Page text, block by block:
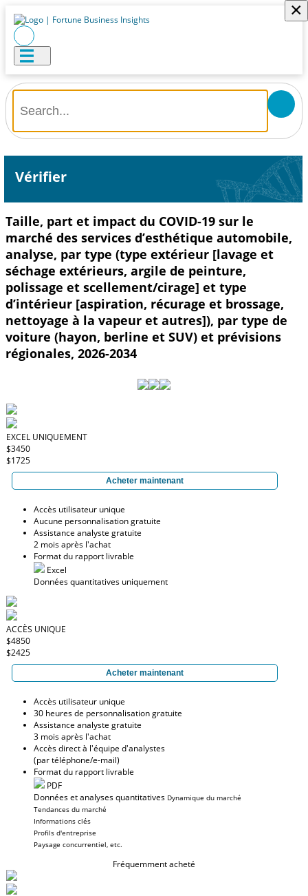
×
Vérifier
Taille, part et impact du COVID-19 sur le
marché des services d’esthétique automobile,
analyse, par type (type extérieur [lavage et
séchage extérieurs, argile de peinture,
polissage et scellement/cirage] et type
d’intérieur [aspiration, récurage et brossage,
nettoyage à la vapeur et autres]), par type de
voiture (hayon, berline et SUV) et prévisions
régionales, 2026-2034
EXCEL UNIQUEMENT
$3450
$1725
Acheter maintenant
Accès utilisateur unique
Aucune personnalisation gratuite
Assistance analyste gratuite
2 mois après l'achat
Format du rapport livrable
Excel
Données quantitatives uniquement
ACCÈS UNIQUE
$4850
$2425
Acheter maintenant
Accès utilisateur unique
30 heures de personnalisation gratuite
Assistance analyste gratuite
3 mois après l'achat
Accès direct à l'équipe d'analystes
(par téléphone/e-mail)
Format du rapport livrable
PDF
Données et analyses quantitatives Dynamique du marché
Tendances du marché
Informations clés
Profils d'entreprise
Paysage concurrentiel, etc.
Fréquemment acheté